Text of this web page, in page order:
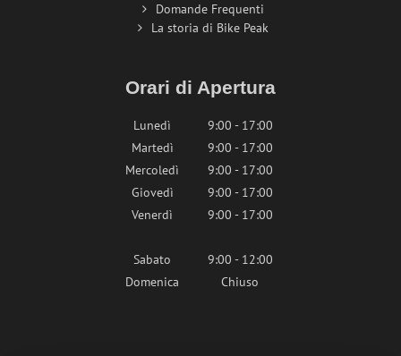
Domande Frequenti
La storia di Bike Peak
Orari di Apertura
Lunedì
9:00 - 17:00
Martedì
9:00 - 17:00
Mercoledì
9:00 - 17:00
Giovedì
9:00 - 17:00
Venerdì
9:00 - 17:00
Sabato
9:00 - 12:00
Domenica
Chiuso